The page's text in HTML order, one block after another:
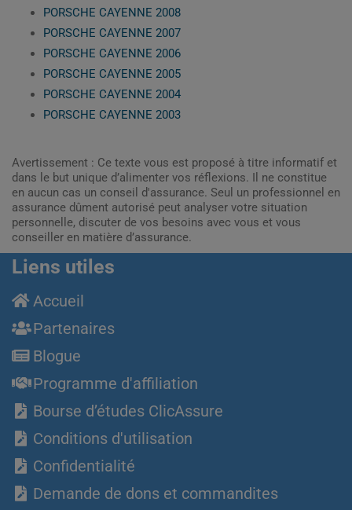
PORSCHE CAYENNE 2008
PORSCHE CAYENNE 2007
PORSCHE CAYENNE 2006
PORSCHE CAYENNE 2005
PORSCHE CAYENNE 2004
PORSCHE CAYENNE 2003
Avertissement : Ce texte vous est proposé à titre informatif et
dans le but unique d’alimenter vos réflexions. Il ne constitue
en aucun cas un conseil d'assurance. Seul un professionnel en
assurance dûment autorisé peut analyser votre situation
personnelle, discuter de vos besoins avec vous et vous
conseiller en matière d’assurance.
Liens utiles
Accueil
Partenaires
Blogue
Programme d'affiliation
Bourse d’études ClicAssure
Conditions d'utilisation
Confidentialité
Demande de dons et commandites